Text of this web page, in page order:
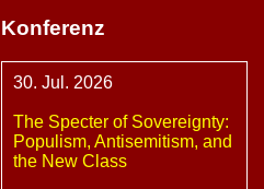
Konferenz
30. Jul. 2026
The Specter of Sovereignty:
Populism, Antisemitism, and
the New Class